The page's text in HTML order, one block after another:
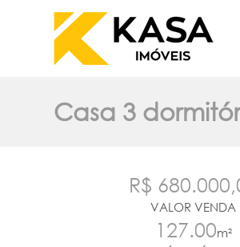
Casa 3
R$
VALOR VENDA
127.00m²